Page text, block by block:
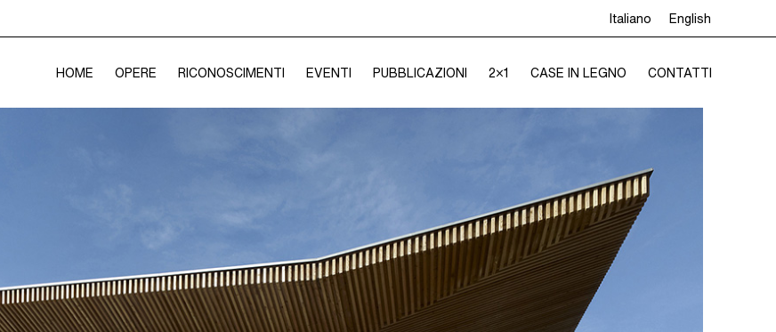
Italiano English
HOME OPERE RICONOSCIMENTI EVENTI PUBBLICAZIONI 2×1 CASE IN LEGNO CONTATTI